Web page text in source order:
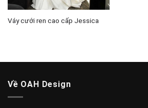
Váy cưới ren cao cấp Jessica
Về OAH Design